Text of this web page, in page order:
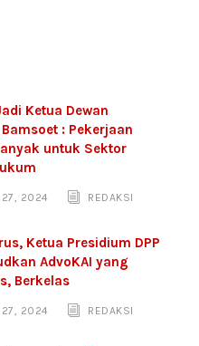
Ketua Dewan
: Pekerjaan
untuk Sektor
27, 2024 REDAKSI
Ketua Presidium DPP
AdvoKAI yang
Berkelas
27, 2024 REDAKSI